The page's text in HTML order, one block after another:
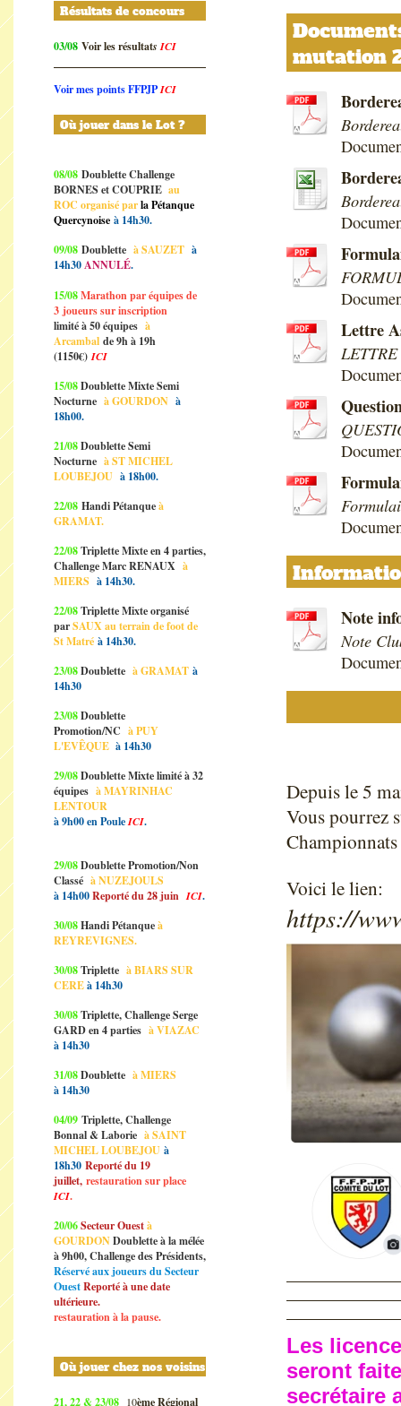
Résultats de concours
03/08 Voir les résultats ICI
Voir mes points FFPJPICI
Où jouer dans le Lot ?
08/08 Doublette Challenge
BORNES et COUPRIE au
ROC organisé parla Pétanque
Quercynoise à 14h30.
09/08 Doublette à SAUZET à
14h30ANNULÉ.
15/08Marathon par équipes de
3 joueurs sur inscription
limité à 50 équipes à
Arcambal de 9h à 19h
(1150€)ICI
15/08Doublette Mixte Semi
Nocturne à GOURDON à
18h00.
21/08Doublette Semi
Nocturne à ST MICHEL
LOUBEJOU à 18h00.
22/08 Handi Pétanqueà
GRAMAT.
22/08Triplette Mixte en 4 parties,
Challenge Marc RENAUX à
MIERS à 14h30.
22/08Triplette Mixte organisé
parSAUX au terrain de foot de
St Matré à 14h30.
23/08Doublette à GRAMAT à
14h30
23/08Doublette
Promotion/NC à PUY
L'EVÊQUE à 14h30
29/08Doublette Mixte limité à 32
équipes à MAYRINHAC
LENTOUR
à 9h00 en PouleICI.
29/08Doublette Promotion/Non
Classé à NUZEJOULS
à 14h00Reporté du 28 juin ICI.
30/08Handi Pétanqueà
REYREVIGNES.
30/08Triplette à BIARS SUR
CEREà 14h30
30/08Triplette, Challenge Serge
GARD en 4 parties à VIAZAC
à 14h30
31/08Doublette à MIERS
à 14h30
04/09 Triplette, Challenge
Bonnal & Laborie à SAINT
MICHEL LOUBEJOU à
18h30 Reporté du 19
juillet, restauration sur place
ICI.
20/06Secteur Ouestà
GOURDONDoublette à la mélée
à 9h00, Challenge des Présidents,
Réservé aux joueurs du Secteur
OuestReporté à une date
ultérieure.
restauration à la pause.
Où jouer chez nos voisins
21, 22 & 23/08 10ème Régional
mutation
Lettre
Note
Note
Depuis le 5
Vous pourrez
Voici le lien:
https://
Les
seront
secrétaire